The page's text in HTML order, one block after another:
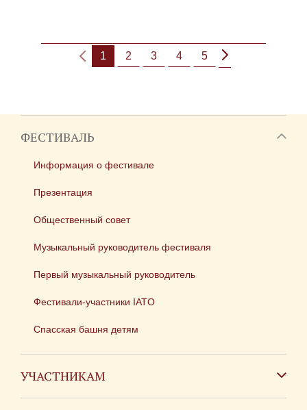
1 2 3 4 5
ФЕСТИВАЛЬ
Информация о фестивале
Презентация
Общественный совет
Музыкальный руководитель фестиваля
Первый музыкальный руководитель
Фестивали-участники IATO
Спасская башня детям
УЧАСТНИКАМ